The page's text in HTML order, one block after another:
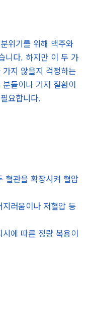
위기를 위해 맥주와
니다. 하지만 이 두 가
지 않을지 걱정하는
들이나 기저 질환이
요합니다.
혈관을 확장시켜 혈압
러움이나 저혈압 등
에 따른 정량 복용이